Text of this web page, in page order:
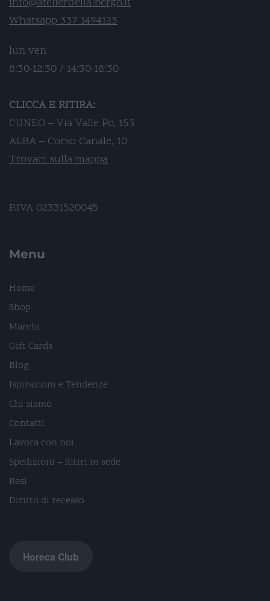
Whatsapp 337 1494123
lun-ven
8:30-12:30 / 14:30-18:30
CLICCA E RITIRA:
CUNEO – Via Valle Po, 153
ALBA – Corso Canale, 10
Trovaci sulla mappa
P.IVA 02331520045
Menu
Home
Shop
Marchi
Gift Cards
Blog
Ispirazioni e Tendenze
Chi siamo
Contatti
Lavora con noi
Spedizioni – Ritiri in sede
Resi
Diritto di recesso
Horeca Club